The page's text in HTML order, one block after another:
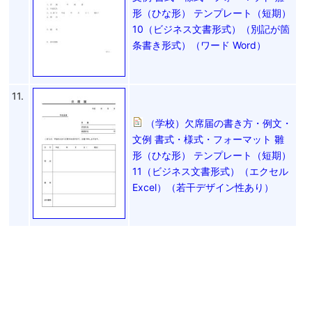
形（ひな形） テンプレート（短期）
10（ビジネス文書形式）（別記が箇
条書き形式）（ワード Word）
11.
（学校）欠席届の書き方・例文・
文例 書式・様式・フォーマット 雛
形（ひな形） テンプレート（短期）
11（ビジネス文書形式）（エクセル
Excel）（若干デザイン性あり）